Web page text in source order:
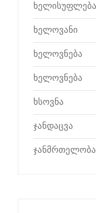
ხელისუფლება
ხელოვანი
ხელოვნება
ხელოვნება
ხსოვნა
ჯანდაცვა
ჯანმრთელობა